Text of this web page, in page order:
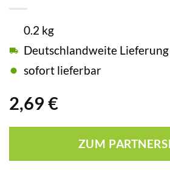
2,69 €
0.2 kg
Deutschlandweite Lieferung
sofort lieferbar
ZUM